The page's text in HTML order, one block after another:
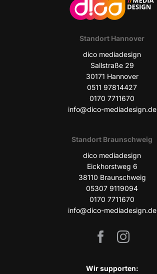
Stand­ort Hannover
dico media­de­sign
Sall­stra­ße 29
30171 Han­no­ver
0511 97814427
0170 7711670
info@dico-mediadesign.de
Stand­ort Braunschweig
dico media­de­sign
Eick­horst­weg 6
38110 Braun­schweig
05307 9119094
0170 7711670
info@dico-mediadesign.de
Wir sup­port­en: